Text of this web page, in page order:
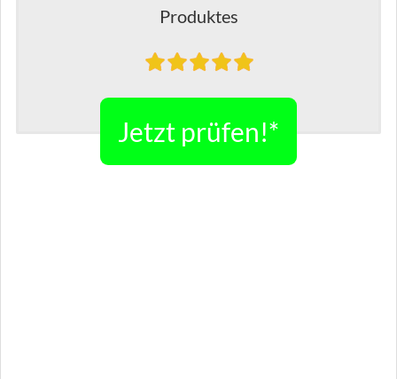
Produktes
Jetzt prüfen!*